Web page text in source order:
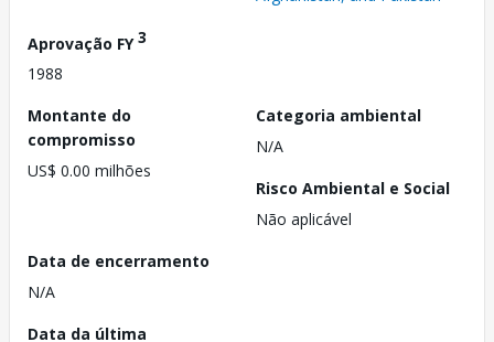
Aprovação FY3
1988
Montante do
compromisso
US$ 0.00 milhões
Categoria ambiental
N/A
Risco Ambiental e Social
Não aplicável
Data de encerramento
N/A
Data da última